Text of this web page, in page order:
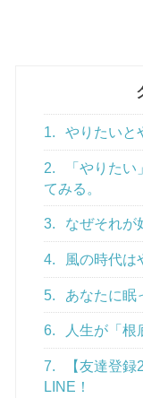
1. やりたいと
2.
「やりたい
てみる。
3. なぜそれが
4. 風の時代は
5. あなたに眠
6. 人生が「
7.
【友達登
LINE！